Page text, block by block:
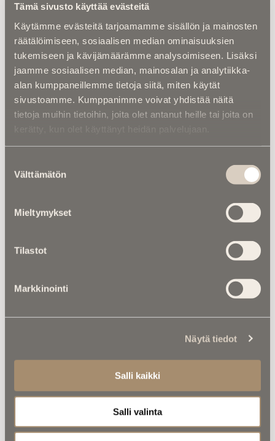
Tämä sivusto käyttää evästeitä
Käytämme evästeitä tarjoamamme sisällön ja mainosten
räätälöimiseen, sosiaalisen median ominaisuuksien
tukemiseen ja kävijämäärämme analysoimiseen. Lisäksi
jaamme sosiaalisen median, mainosalan ja analytiikka-
alan kumppaneillemme tietoja siitä, miten käytät
sivustoamme. Kumppanimme voivat yhdistää näitä
tietoja muihin tietoihin, joita olet antanut heille tai joita on
valinta
Välttämätön
Mieltymykset
Tilastot
Markkinointi
Näytä tiedot
Salli kaikki
Salli valinta
Kuolema koskettaa | RebelWerksin Aatu
Turpeinen rakentaa romuista muistoja –
“Mulla on ihan kiire elää”
Asiantuntijoilta | IM selvitti: Miten
hautapaikka ”omistetaan”, ja miten
hallintaoikeus siirtyy vuosikymmenten
kuluessa?
vainajan vuokra-asunnon siivouksesta ­